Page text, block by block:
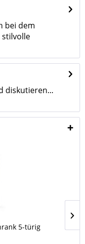
bei dem
diskutieren...
5-türig